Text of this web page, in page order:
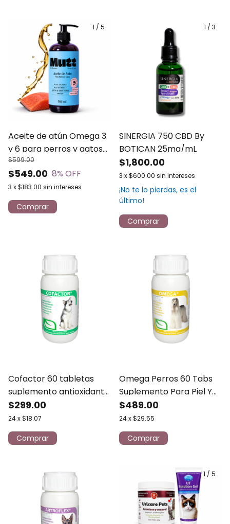
1 / 5
Aceite de atún Omega 3
y 6 para perros y gatos
MUTT 500 ml
$549.00
$599.00
8% OFF
3 x$183.00 sin intereses
1 / 3
SINERGIA 750 CBD By
BOTICAN 25mg/mL
$1,800.00
3 x$600.00 sin intereses
¡No te lo pierdas, es el
último!
Cofactor 60 tabletas
suplemento antioxidante
vitamínico para perros
Ruiland
$299.00
24x$18.07
Omega Perros 60 Tabs
Suplemento Para Piel Y
Pelo Ruiland
$489.00
24x$29.55
1 / 5